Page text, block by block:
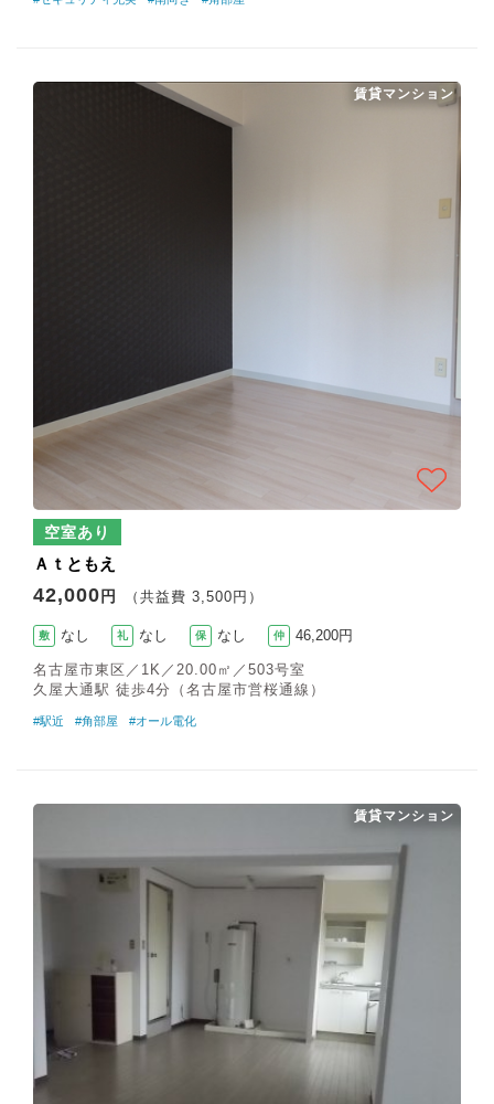
空室あり
Ａｔともえ
42,000 円 （共益費 3,500円）
敷 なし 礼 なし 保 なし 仲 46,200円
名古屋市東区／1K／20.00㎡／503号室
久屋大通駅 徒歩4分（名古屋市営桜通線）
賃貸マンション
#駅近 #角部屋 #オール電化
賃貸マンション